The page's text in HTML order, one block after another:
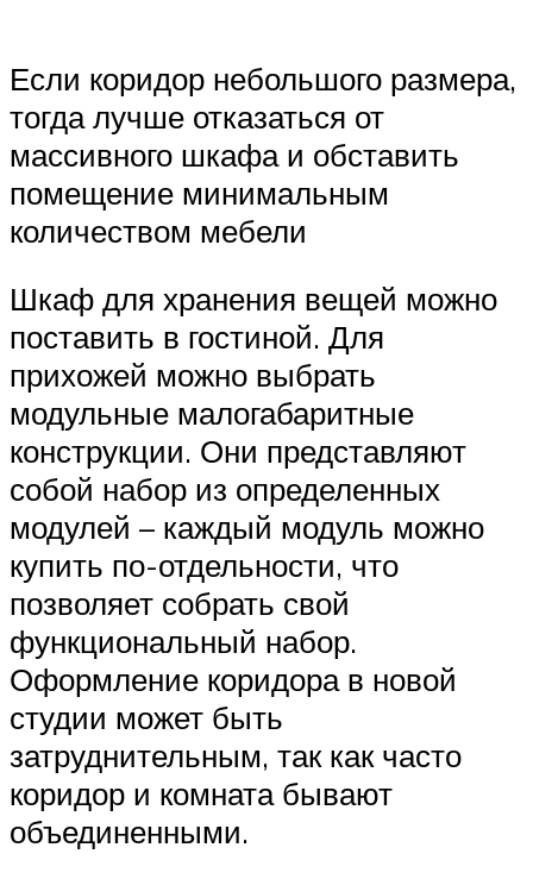
Если коридор небольшого размера,
тогда лучше отказаться от
массивного шкафа и обставить
помещение минимальным
количеством мебели
Шкаф для хранения вещей можно
поставить в гостиной. Для
прихожей можно выбрать
модульные малогабаритные
конструкции. Они представляют
собой набор из определенных
модулей – каждый модуль можно
купить по-отдельности, что
позволяет собрать свой
функциональный набор.
Оформление коридора в новой
студии может быть
затруднительным, так как часто
коридор и комната бывают
объединенными.